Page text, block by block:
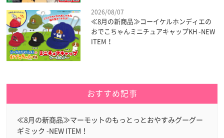
2026/08/07
≪8月の新商品≫コーイケルホンディエの
おでこちゃんミニチュアキャップKH -NEW
ITEM！
おすすめ記事
≪8月の新商品≫マーモットのもっとっとおやすみグーグー
ギミック -NEW ITEM！